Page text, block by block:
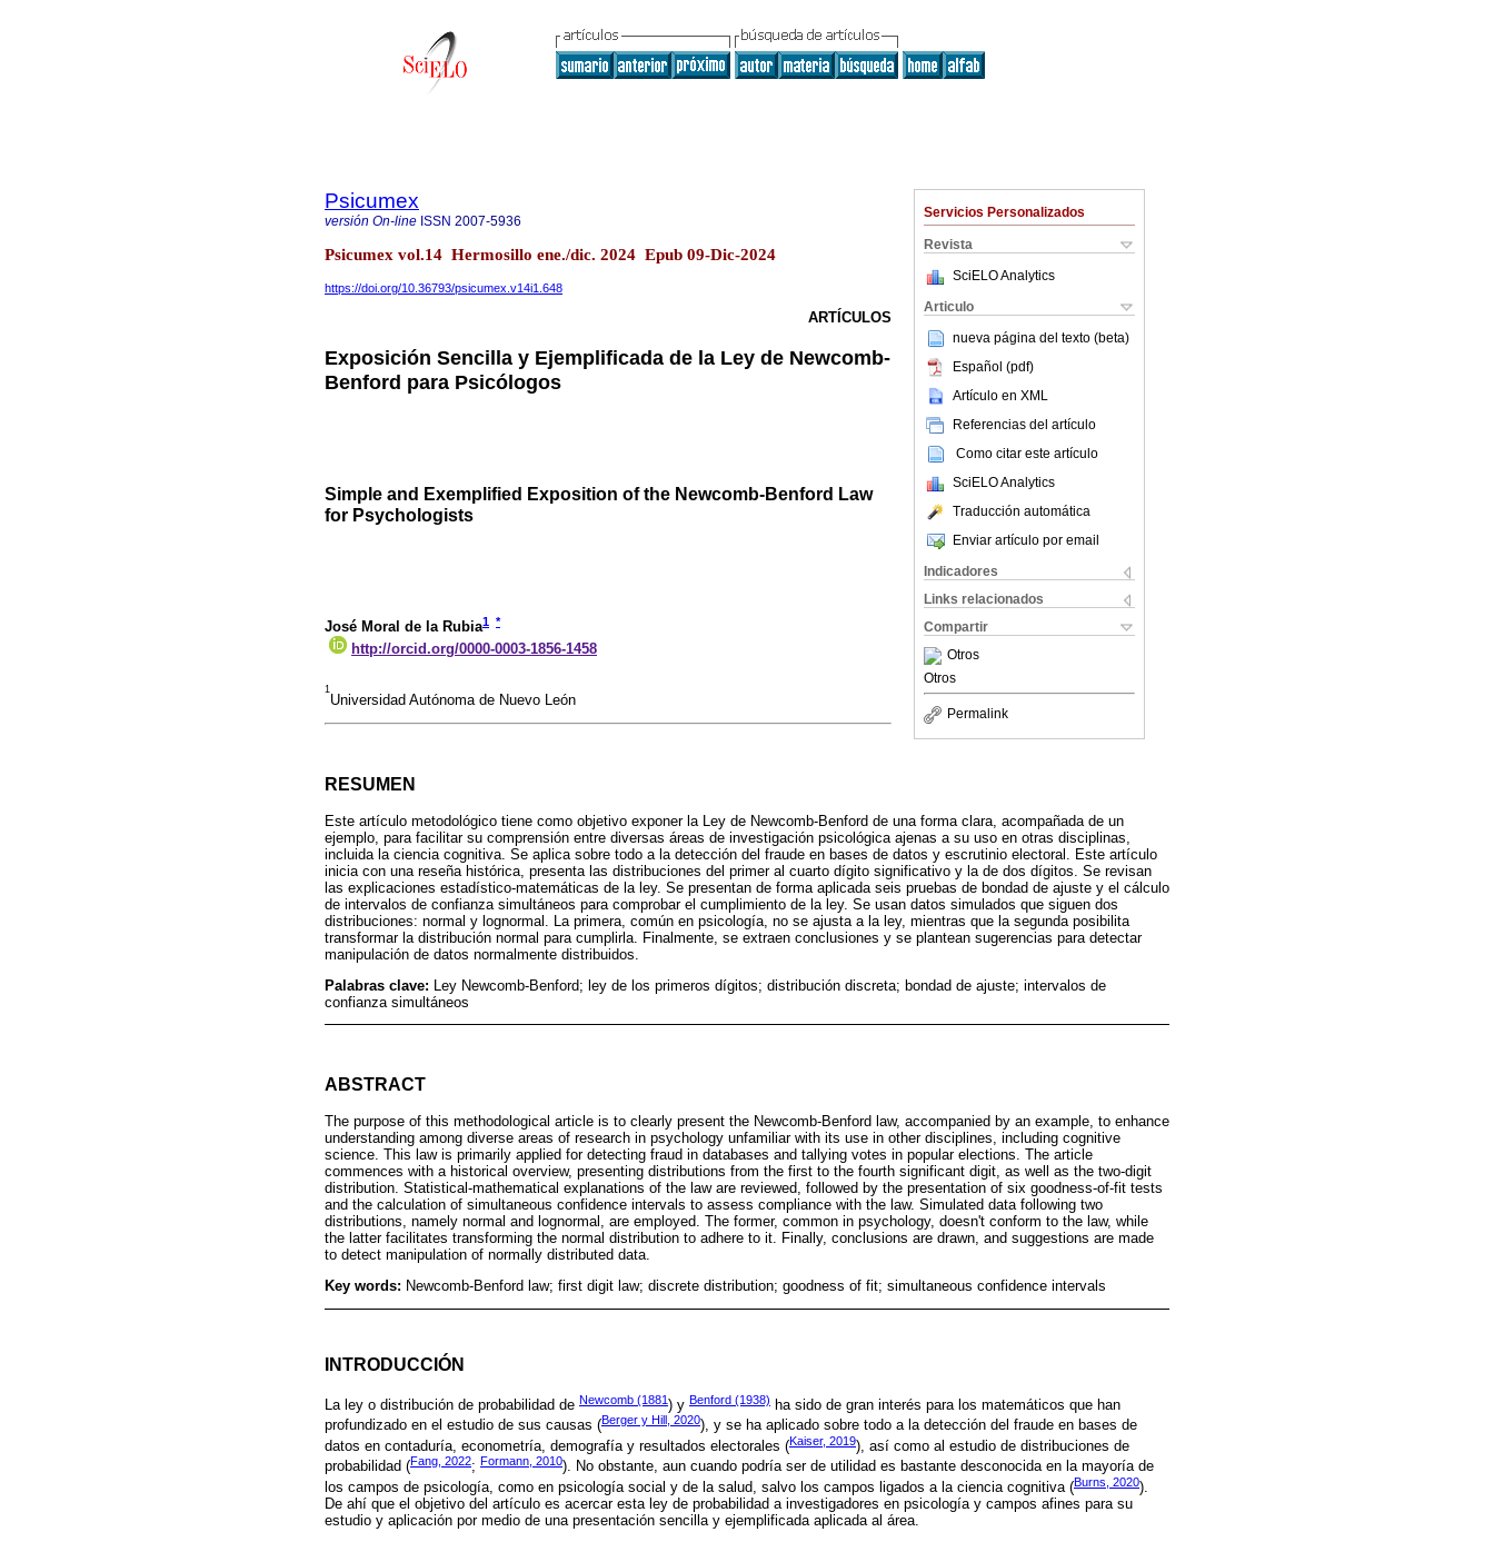
Servicios Personalizados
Revista
SciELO Analytics
Articulo
nueva página del texto (beta)
Español (pdf)
Artículo en XML
Referencias del artículo
Como citar este artículo
SciELO Analytics
Traducción automática
Enviar artículo por email
Indicadores
Links relacionados
Compartir
Otros
Otros
Permalink
Psicumex
versión On-line ISSN 2007-5936
Psicumex vol.14 Hermosillo ene./dic. 2024 Epub 09-Dic-2024
https://doi.org/10.36793/psicumex.v14i1.648
ARTÍCULOS
Exposición Sencilla y Ejemplificada de la Ley de Newcomb-
Benford para Psicólogos
Simple and Exemplified Exposition of the Newcomb-Benford Law
for Psychologists
José Moral de la Rubia1 *
http://orcid.org/0000-0003-1856-1458
1
Universidad Autónoma de Nuevo León
RESUMEN
Este artículo metodológico tiene como objetivo exponer la Ley de Newcomb-Benford de una forma clara, acompañada de un
ejemplo, para facilitar su comprensión entre diversas áreas de investigación psicológica ajenas a su uso en otras disciplinas,
incluida la ciencia cognitiva. Se aplica sobre todo a la detección del fraude en bases de datos y escrutinio electoral. Este artículo
inicia con una reseña histórica, presenta las distribuciones del primer al cuarto dígito significativo y la de dos dígitos. Se revisan
las explicaciones estadístico-matemáticas de la ley. Se presentan de forma aplicada seis pruebas de bondad de ajuste y el cálculo
de intervalos de confianza simultáneos para comprobar el cumplimiento de la ley. Se usan datos simulados que siguen dos
distribuciones: normal y lognormal. La primera, común en psicología, no se ajusta a la ley, mientras que la segunda posibilita
transformar la distribución normal para cumplirla. Finalmente, se extraen conclusiones y se plantean sugerencias para detectar
manipulación de datos normalmente distribuidos.
Palabras clave: Ley Newcomb-Benford; ley de los primeros dígitos; distribución discreta; bondad de ajuste; intervalos de
confianza simultáneos
ABSTRACT
The purpose of this methodological article is to clearly present the Newcomb-Benford law, accompanied by an example, to enhance
understanding among diverse areas of research in psychology unfamiliar with its use in other disciplines, including cognitive
science. This law is primarily applied for detecting fraud in databases and tallying votes in popular elections. The article
commences with a historical overview, presenting distributions from the first to the fourth significant digit, as well as the two-digit
distribution. Statistical-mathematical explanations of the law are reviewed, followed by the presentation of six goodness-of-fit tests
and the calculation of simultaneous confidence intervals to assess compliance with the law. Simulated data following two
distributions, namely normal and lognormal, are employed. The former, common in psychology, doesn't conform to the law, while
the latter facilitates transforming the normal distribution to adhere to it. Finally, conclusions are drawn, and suggestions are made
to detect manipulation of normally distributed data.
Key words: Newcomb-Benford law; first digit law; discrete distribution; goodness of fit; simultaneous confidence intervals
INTRODUCCIÓN
La ley o distribución de probabilidad de Newcomb (1881) y Benford (1938) ha sido de gran interés para los matemáticos que han
profundizado en el estudio de sus causas (Berger y Hill, 2020), y se ha aplicado sobre todo a la detección del fraude en bases de
datos en contaduría, econometría, demografía y resultados electorales (Kaiser, 2019), así como al estudio de distribuciones de
probabilidad (Fang, 2022; Formann, 2010). No obstante, aun cuando podría ser de utilidad es bastante desconocida en la mayoría de
los campos de psicología, como en psicología social y de la salud, salvo los campos ligados a la ciencia cognitiva (Burns, 2020).
De ahí que el objetivo del artículo es acercar esta ley de probabilidad a investigadores en psicología y campos afines para su
estudio y aplicación por medio de una presentación sencilla y ejemplificada aplicada al área.